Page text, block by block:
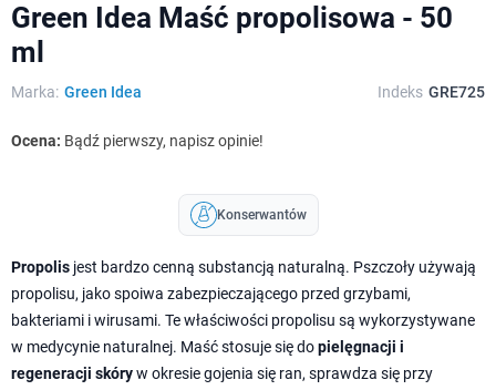
Green Idea Maść propolisowa - 50
ml
Marka: Green Idea Indeks GRE725
Ocena: Bądź pierwszy, napisz opinie!
Konserwantów
Propolis jest bardzo cenną substancją naturalną. Pszczoły używają
propolisu, jako spoiwa zabezpieczającego przed grzybami,
bakteriami i wirusami. Te właściwości propolisu są wykorzystywane
w medycynie naturalnej. Maść stosuje się dopielęgnacji i
regeneracji skóryw okresie gojenia się ran, sprawdza się przy